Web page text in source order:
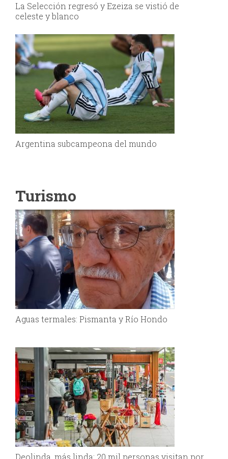
La Selección regresó y Ezeiza se vistió de
celeste y blanco
Argentina subcampeona del mundo
Turismo
Aguas termales: Pismanta y Río Hondo